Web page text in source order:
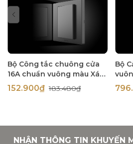
Bộ Công tắc chuông cửa
16A chuẩn vuông màu Xám
(Grey) Cao Cấp Simon S5
S5250-61
152.900₫183.480₫
Bộ
Cấp
NHẬN THÔNG TIN KHUYẾN